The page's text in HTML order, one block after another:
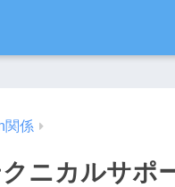
関係
ニカルサポ